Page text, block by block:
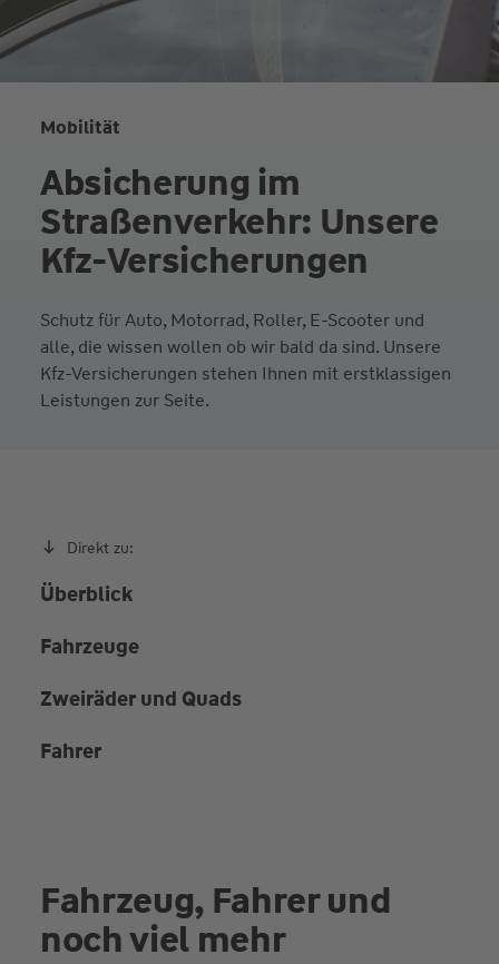
Mobilität
Absicherung im
Straßenverkehr: Unsere
Kfz-Versicherungen
Schutz für Auto, Motorrad, Roller, E-Scooter und
alle, die wissen wollen ob wir bald da sind. Unsere
Kfz-Versicherungen stehen Ihnen mit erstklassigen
Leistungen zur Seite.
Direkt zu:
Überblick
Fahrzeuge
Zweiräder und Quads
Fahrer
Fahrzeug, Fahrer und
noch viel mehr